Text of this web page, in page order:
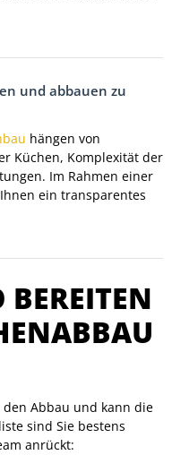
und abbauen zu
hängen von
Küchen, Komplexität der
Im Rahmen einer
ein transparentes
BEREITEN
Abbau und kann die
sind Sie bestens
anrückt: